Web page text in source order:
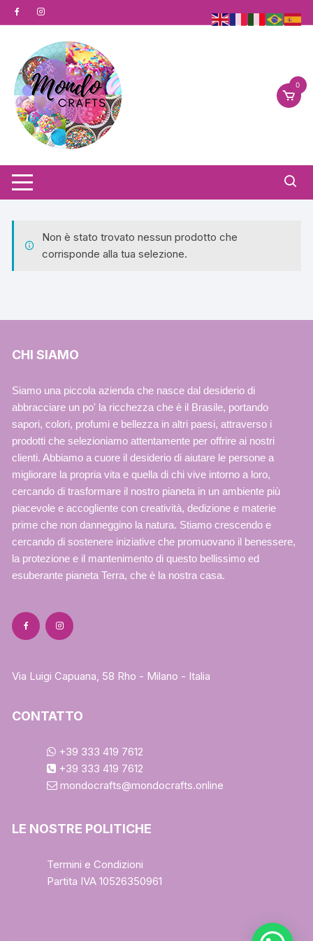
al
0
Non è stato trovato nessun prodotto che
corrisponde alla tua selezione.
CHI SIAMO
Siamo una piccola azienda che nasce dal desiderio di
abbracciare un po' la ricchezza che è il Brasile, portando
sapori, colori, profumi e bellezza in altri paesi, attraverso i
prodotti che selezioniamo attentamente per offrire ai nostri
clienti. Abbiamo a cuore il desiderio di aiutare le persone a
migliorare la propria vita e quella di chi vive intorno a loro,
cercando di trasformare il nostro pianeta in un ambiente più
piacevole e accogliente con creatività, dedizione e materie
prime che non danneggino la natura. Stiamo crescendo e
cercando di sostenere iniziative che promuovano il benessere,
la protezione e il mantenimento di questo bellissimo ed
esuberante pianeta Terra, che è la nostra casa.
Via Luigi Capuana, 58 Rho - Milano - Italia
CONTATTO
+39 333 419 7612
+39 333 419 7612
mondocrafts@mondocrafts.online
LE NOSTRE POLITICHE
Termini e Condizioni
Partita IVA 10526350961